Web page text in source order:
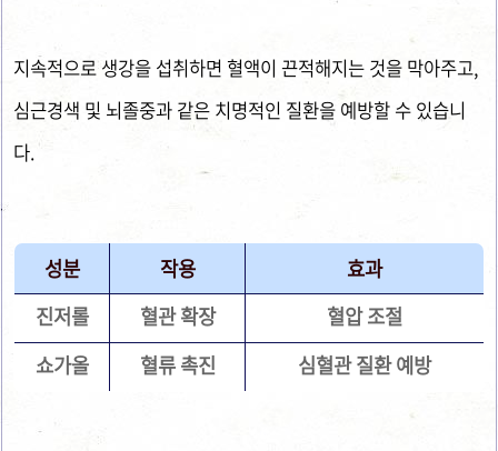
지속적으로 생강을 섭취하면 혈액이 끈적해지는 것을 막아주고,
심근경색 및 뇌졸중과 같은 치명적인 질환을 예방할 수 있습니
다.
성분 작용
효과
진저롤
혈관 확장
혈압 조절
쇼가올
혈류 촉진 심혈관 질환 예방